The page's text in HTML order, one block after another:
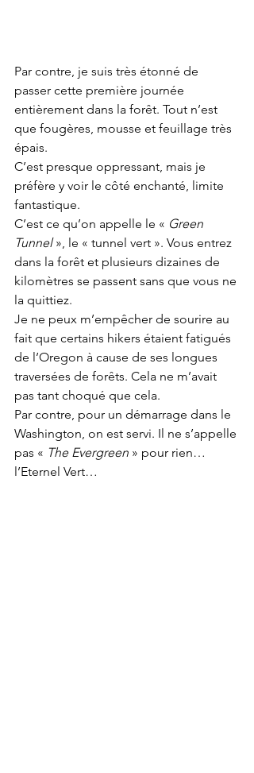
Par contre, je suis très étonné de
passer cette première journée
entièrement dans la forêt. Tout n’est
que fougères, mousse et feuillage très
épais.
C’est presque oppressant, mais je
préfère y voir le côté enchanté, limite
fantastique.
C’est ce qu’on appelle le « Green
Tunnel », le « tunnel vert ». Vous entrez
dans la forêt et plusieurs dizaines de
kilomètres se passent sans que vous ne
la quittiez.
Je ne peux m’empêcher de sourire au
fait que certains hikers étaient fatigués
de l’Oregon à cause de ses longues
traversées de forêts. Cela ne m’avait
pas tant choqué que cela.
Par contre, pour un démarrage dans le
Washington, on est servi. Il ne s’appelle
pas « The Evergreen » pour rien…
l’Eternel Vert…